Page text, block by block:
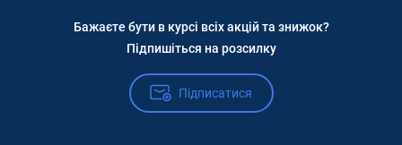
Бажаєте бути в курсі всіх акцій та знижок?
Підпишіться на розсилку
Підписатися